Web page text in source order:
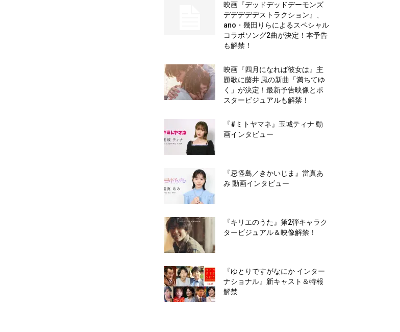
映画『デッドデッドデーモンズ
デデデデデストラクション』、
ano・幾田りらによるスペシャル
コラボソング2曲が決定！本予告
も解禁！
映画『四月になれば彼女は』主
題歌に藤井 風の新曲「満ちてゆ
く」が決定！最新予告映像とポ
スタービジュアルも解禁！
『#ミトヤマネ』玉城ティナ 動
画インタビュー
『忌怪島／きかいじま』當真あ
み 動画インタビュー
『キリエのうた』第2弾キャラク
タービジュアル＆映像解禁！
『ゆとりですがなにか インター
ナショナル』新キャスト＆特報
解禁